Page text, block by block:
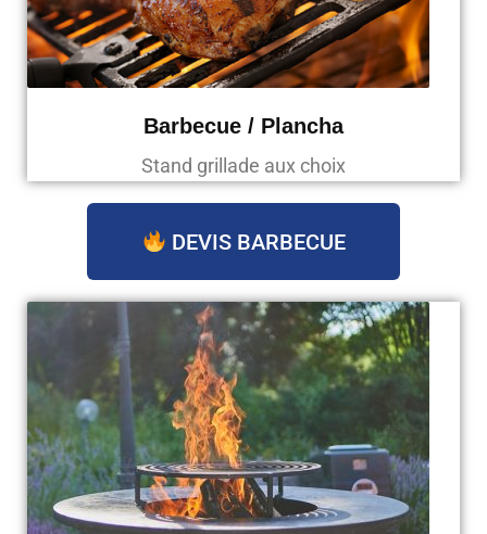
Barbecue / Plancha
Stand grillade aux choix
DEVIS BARBECUE